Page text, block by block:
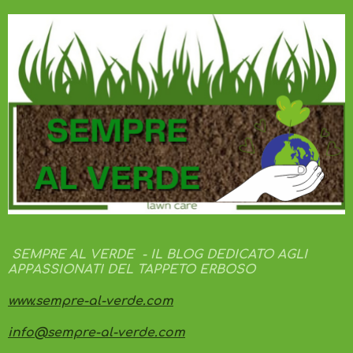
SEMPRE AL VERDE - IL BLOG DEDICATO AGLI
APPASSIONATI DEL TAPPETO ERBOSO
www.sempre-al-verde.com
info@sempre-al-verde.com